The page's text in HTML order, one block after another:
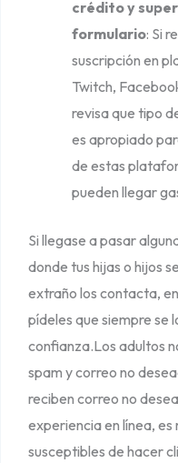
crédito y
formulario: Si
suscripción en
Twitch,
revisa que tipo
es apropiado
de estas
pueden llegar
Si llegase a pasar
donde tus hijas o hijos
extraño los contacta,
pídeles que siempre se
confianza.Los adultos
spam y correo no
reciben correo no
experiencia en línea,
susceptibles de hacer